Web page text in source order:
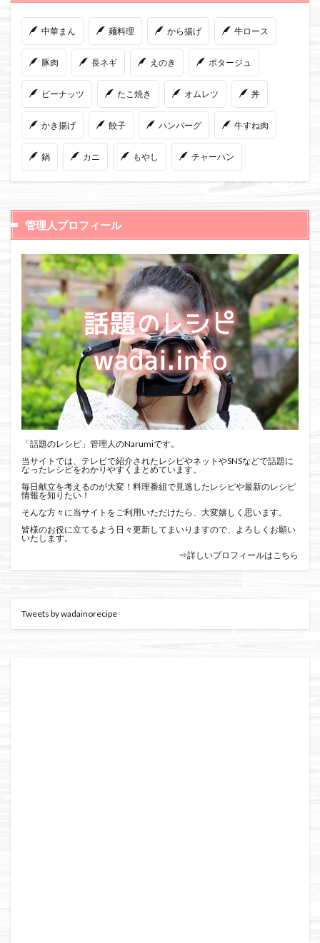
中華まん 麺料理 から揚げ 牛ロース
豚肉 長ネギ えのき ポタージュ
ピーナッツ たこ焼き オムレツ 丼
かき揚げ 餃子 ハンバーグ 牛すね肉
鍋 カニ もやし チャーハン
管理人プロフィール
「話題のレシピ」管理人のNarumiです。
当サイトでは、テレビで紹介されたレシピやネットやSNSなどで話題に
なったレシピをわかりやすくまとめています。
毎日献立を考えるのが大変！料理番組で見逃したレシピや最新のレシピ
情報を知りたい！
そんな方々に当サイトをご利用いただけたら、大変嬉しく思います。
皆様のお役に立てるよう日々更新してまいりますので、よろしくお願い
いたします。
⇒詳しいプロフィールはこちら
Tweets by wadainorecipe